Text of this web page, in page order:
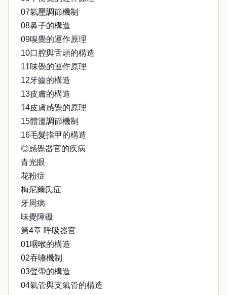
07氣壓調節機制
08鼻子的構造
09嗅覺的運作原理
10口腔與舌頭的構造
11味覺的運作原理
12牙齒的構造
13皮膚的構造
14皮膚感覺的原理
15體溫調節機制
16毛髮指甲的構造
◎感覺器官的疾病
青光眼
花粉症
梅尼爾氏症
牙周病
味覺障礙
第4章 呼吸器官
01咽喉的構造
02吞嚥機制
03聲帶的構造
04氣管與支氣管的構造